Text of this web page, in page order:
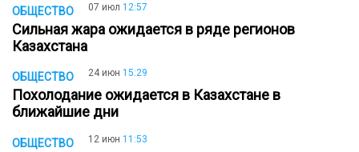
ОБЩЕСТВО 07 июл 12:57
Сильная жара ожидается в ряде регионов
Казахстана
ОБЩЕСТВО 24 июн 15:29
Похолодание ожидается в Казахстане в
ближайшие дни
ОБЩЕСТВО 12 июн 11:53